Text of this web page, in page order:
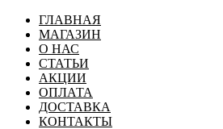
ГЛАВНАЯ
МАГАЗИН
О НАС
СТАТЬИ
АКЦИИ
ОПЛАТА
ДОСТАВКА
КОНТАКТЫ